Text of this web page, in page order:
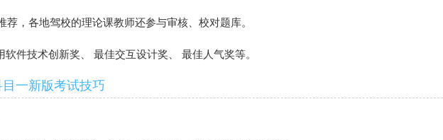
荐，各地驾校的理论课教师还参与审核、校对题库。
件技术创新奖、 最佳交互设计奖、 最佳人气奖等。
一新版考试技巧